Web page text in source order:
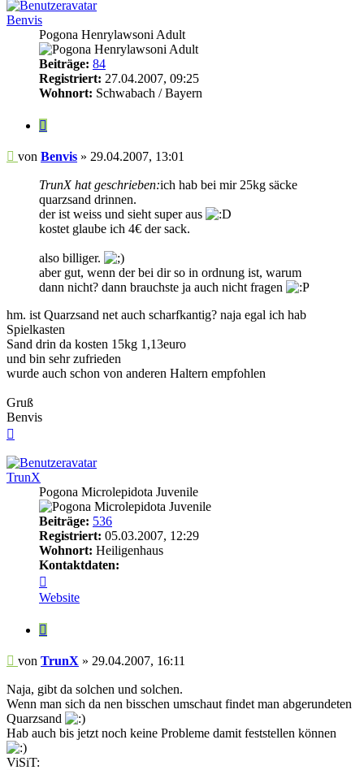
Benvis
Pogona Henrylawsoni Adult
Beiträge: 84
Registriert: 27.04.2007, 09:25
Wohnort: Schwabach / Bayern
Zitieren
Beitrag
von Benvis » 29.04.2007, 13:01
TrunX hat geschrieben:ich hab bei mir 25kg säcke
quarzsand drinnen.
der ist weiss und sieht super aus
kostet glaube ich 4€ der sack.
also billiger.
aber gut, wenn der bei dir so in ordnung ist, warum
dann nicht? dann brauchste ja auch nicht fragen
hm. ist Quarzsand net auch scharfkantig? naja egal ich hab
Spielkasten
Sand drin da kosten 15kg 1,13euro
und bin sehr zufrieden
wurde auch schon von anderen Haltern empfohlen
Gruß
Benvis
TrunX
Pogona Microlepidota Juvenile
Beiträge: 536
Registriert: 05.03.2007, 12:29
Wohnort: Heiligenhaus
Kontaktdaten:
von
TrunX
Website
Zitieren
Beitrag
von TrunX » 29.04.2007, 16:11
Naja, gibt da solchen und solchen.
Wenn man sich da nen bisschen umschaut findet man abgerundeten
Quarzsand
Hab auch bis jetzt noch keine Probleme damit feststellen können
ViSiT: